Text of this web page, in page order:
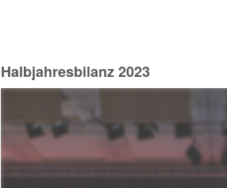
Halbjahresbilanz 2023